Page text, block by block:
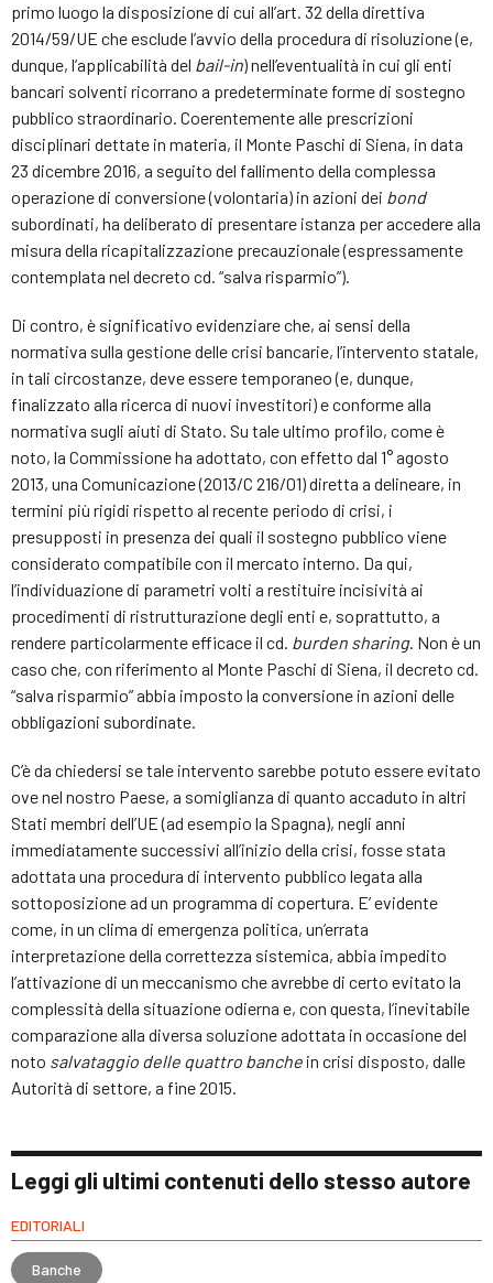
primo luogo la disposizione di cui all’art. 32 della direttiva
2014/59/UE che esclude l’avvio della procedura di risoluzione (e,
dunque, l’applicabilità del bail-in) nell’eventualità in cui gli enti
bancari solventi ricorrano a predeterminate forme di sostegno
pubblico straordinario. Coerentemente alle prescrizioni
disciplinari dettate in materia, il Monte Paschi di Siena, in data
23 dicembre 2016, a seguito del fallimento della complessa
operazione di conversione (volontaria) in azioni dei bond
subordinati, ha deliberato di presentare istanza per accedere alla
misura della ricapitalizzazione precauzionale (espressamente
contemplata nel decreto cd. “salva risparmio”).
Di contro, è significativo evidenziare che, ai sensi della
normativa sulla gestione delle crisi bancarie, l’intervento statale,
in tali circostanze, deve essere temporaneo (e, dunque,
finalizzato alla ricerca di nuovi investitori) e conforme alla
normativa sugli aiuti di Stato. Su tale ultimo profilo, come è
noto, la Commissione ha adottato, con effetto dal 1° agosto
2013, una Comunicazione (2013/C 216/01) diretta a delineare, in
termini più rigidi rispetto al recente periodo di crisi, i
presupposti in presenza dei quali il sostegno pubblico viene
considerato compatibile con il mercato interno. Da qui,
l’individuazione di parametri volti a restituire incisività ai
procedimenti di ristrutturazione degli enti e, soprattutto, a
rendere particolarmente efficace il cd. burden sharing. Non è un
caso che, con riferimento al Monte Paschi di Siena, il decreto cd.
“salva risparmio” abbia imposto la conversione in azioni delle
obbligazioni subordinate.
C’è da chiedersi se tale intervento sarebbe potuto essere evitato
ove nel nostro Paese, a somiglianza di quanto accaduto in altri
Stati membri dell’UE (ad esempio la Spagna), negli anni
immediatamente successivi all’inizio della crisi, fosse stata
adottata una procedura di intervento pubblico legata alla
sottoposizione ad un programma di copertura. E’ evidente
come, in un clima di emergenza politica, un’errata
interpretazione della correttezza sistemica, abbia impedito
l’attivazione di un meccanismo che avrebbe di certo evitato la
complessità della situazione odierna e, con questa, l’inevitabile
comparazione alla diversa soluzione adottata in occasione del
noto salvataggio delle quattro banche in crisi disposto, dalle
Autorità di settore, a fine 2015.
Leggi gli ultimi contenuti dello stesso autore
EDITORIALI
Banche